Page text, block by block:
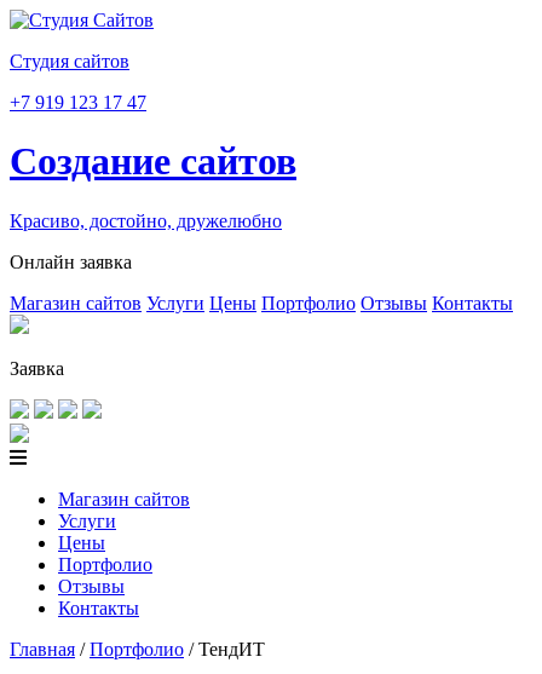
Студия сайтов
+7 919 123 17 47
Создание сайтов
Красиво, достойно, дружелюбно
Онлайн заявка
Магазин сайтов Услуги Цены Портфолио Отзывы Контакты
Заявка
Магазин сайтов
Услуги
Цены
Портфолио
Отзывы
Контакты
Главная / Портфолио / ТендИТ